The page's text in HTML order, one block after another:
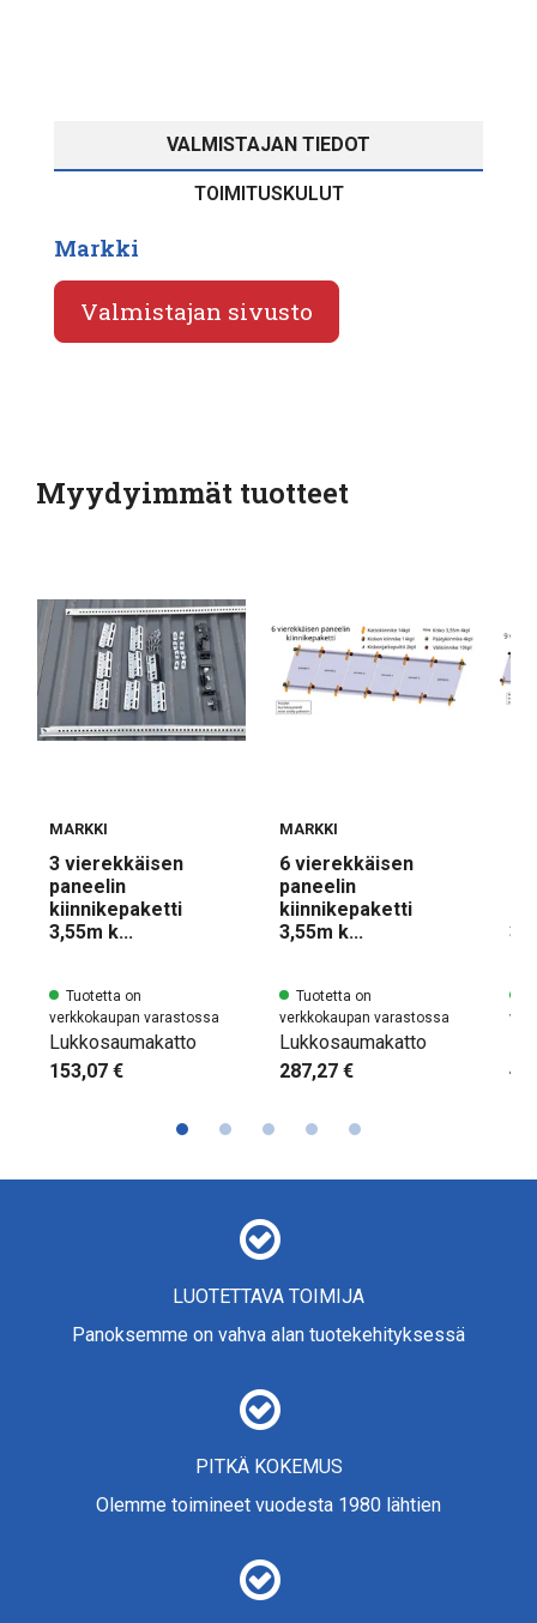
VALMISTAJAN TIEDOT
TOIMITUSKULUT
Markki
Valmistajan sivusto
Myydyimmät tuotteet
MARKKI
3 vierekkäisen
paneelin
kiinnikepaketti
3,55m k...
Tuotetta on
verkkokaupan varastossa
Lukkosaumakatto
153,07 €
MARKKI
6 vierekkäisen
paneelin
kiinnikepaketti
3,55m k...
Tuotetta on
verkkokaupan varastossa
Lukkosaumakatto
287,27 €
LUOTETTAVA TOIMIJA
Panoksemme on vahva alan tuotekehityksessä
PITKÄ KOKEMUS
Olemme toimineet vuodesta 1980 lähtien